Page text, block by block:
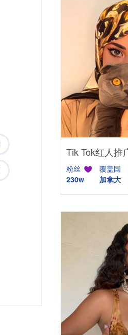
粉丝
230w
覆盖国
加拿大